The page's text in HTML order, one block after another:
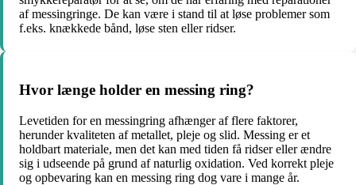
af messingringe. De kan være i stand til at løse problemer som
f.eks. knækkede bånd, løse sten eller ridser.
Hvor længe holder en messing ring?
Levetiden for en messingring afhænger af flere faktorer,
herunder kvaliteten af ​​metallet, pleje og slid. Messing er et
holdbart materiale, men det kan med tiden få ridser eller ændre
sig i udseende på grund af naturlig oxidation. Ved korrekt pleje
og opbevaring kan en messing ring dog vare i mange år.